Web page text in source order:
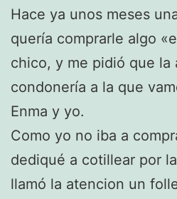
Hace ya unos meses
quería comprarle algo
chico, y me pidió que la
condonería a la que
Enma y yo.
Como yo no iba a
dediqué a cotillear por
llamó la atencion un